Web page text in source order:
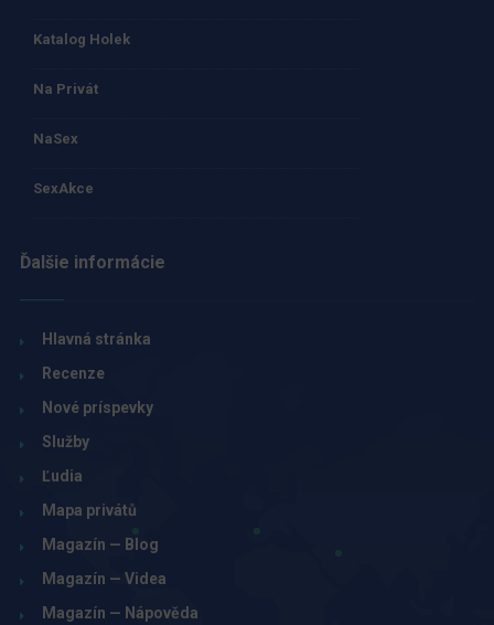
Katalog Holek
Na Privát
NaSex
SexAkce
Ďalšie informácie
Hlavná stránka
Recenze
Nové príspevky
Služby
Ľudia
Mapa privátů
Magazín — Blog
Magazín — Videa
Magazín — Nápověda